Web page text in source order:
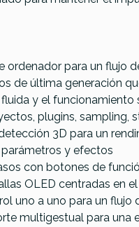
ordenador para un flujo
de última generación
y el
plugins, sampling,
3D para un
y efectos
con botones de
OLED centradas en
uno a uno para un
multigestual para una